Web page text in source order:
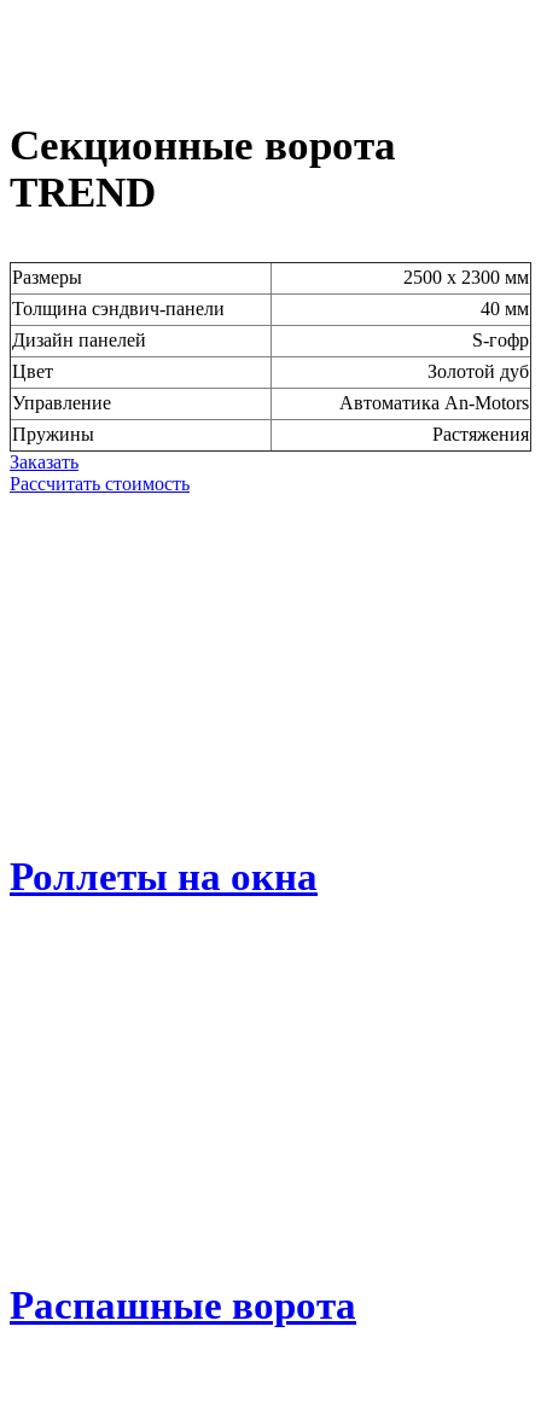
Секционные ворота
TREND
Размеры
2500 х 2300 мм
Толщина сэндвич-панели
40 мм
Дизайн панелей
S-гофр
Цвет
Золотой дуб
Управление
Автоматика An-Motors
Пружины
Растяжения
Заказать
Рассчитать стоимость
Роллеты на окна
Распашные ворота